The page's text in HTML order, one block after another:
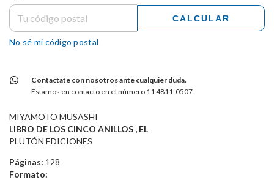
CALCULAR
No sé mi código postal
Contactate con nosotros ante cualquier duda.
Estamos en contacto en el número 11 4811-0507.
MIYAMOTO MUSASHI
LIBRO DE LOS CINCO ANILLOS , EL
PLUTÓN EDICIONES
Páginas: 128
Formato: